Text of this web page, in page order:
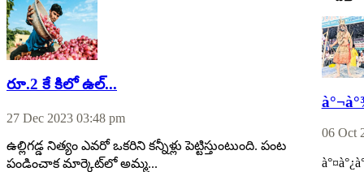
రూ.2 కే కిలో ఉల్...
27 Dec 2023 03:48 pm
ఉల్లిగడ్డ నిత్యం ఎవరో ఒకరిని కన్నీళ్లు పెట్టిస్తుంటుంది. పంట
పండించాక మార్కెట్‌లో అమ్మ...
06 Oct